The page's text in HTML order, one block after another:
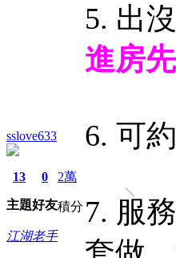
sslove633
13
主題
0
好友
2萬
積分
江湖老手
5. 出
進房
6. 可
7. 服